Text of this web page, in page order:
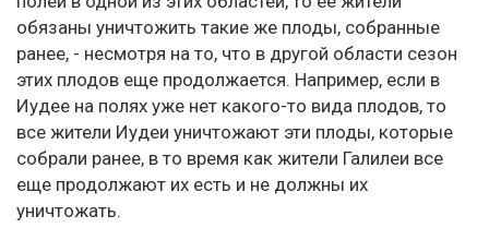
обязаны уничтожить такие же плоды, собранные
ранее, - несмотря на то, что в другой области сезон
этих плодов еще продолжается. Например, если в
Иудее на полях уже нет какого-то вида плодов, то
все жители Иудеи уничтожают эти плоды, которые
собрали ранее, в то время как жители Галилеи все
еще продолжают их есть и не должны их
уничтожать.